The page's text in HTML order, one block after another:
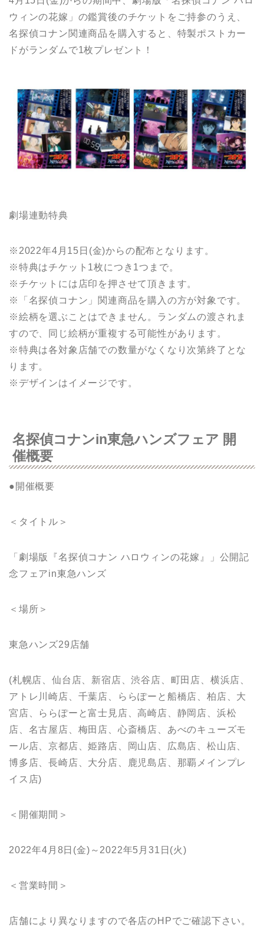
ウィンの花嫁」の鑑賞後のチケットをご持参のうえ、
名探偵コナン関連商品を購入すると、特製ポストカー
ドがランダムで1枚プレゼント！
劇場連動特典
※2022年4月15日(金)からの配布となります。
※特典はチケット1枚につき1つまで。
※チケットには店印を押させて頂きます。
※「名探偵コナン」関連商品を購入の方が対象です。
※絵柄を選ぶことはできません。ランダムの渡されま
すので、同じ絵柄が重複する可能性があります。
※特典は各対象店舗での数量がなくなり次第終了とな
ります。
※デザインはイメージです。
名探偵コナンin東急ハンズフェア 開
催概要
●開催概要
＜タイトル＞
「劇場版『名探偵コナン ハロウィンの花嫁』」公開記
念フェアin東急ハンズ
＜場所＞
東急ハンズ29店舗
(札幌店、仙台店、新宿店、渋谷店、町田店、横浜店、
アトレ川崎店、千葉店、ららぽーと船橋店、柏店、大
宮店、ららぽーと富士見店、高崎店、静岡店、浜松
店、名古屋店、梅田店、心斎橋店、あべのキューズモ
ール店、京都店、姫路店、岡山店、広島店、松山店、
博多店、長崎店、大分店、鹿児島店、那覇メインプレ
イス店)
＜開催期間＞
2022年4月8日(金)～2022年5月31日(火)
＜営業時間＞
店舗により異なりますので各店のHPでご確認下さい。